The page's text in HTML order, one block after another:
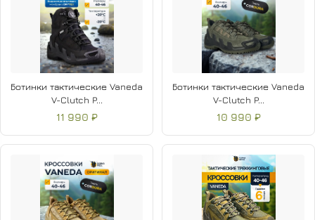
Ботинки тактические Vaneda
V-Clutch P...
11 990 ₽
Ботинки тактические Vaneda
V-Clutch P...
10 990 ₽